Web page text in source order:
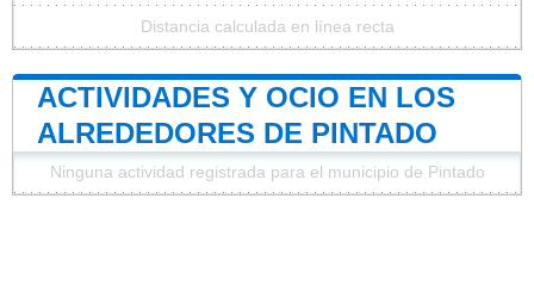
Distancia calculada en línea recta
ACTIVIDADES Y OCIO EN LOS
ALREDEDORES DE PINTADO
Ninguna actividad registrada para el municipio de Pintado